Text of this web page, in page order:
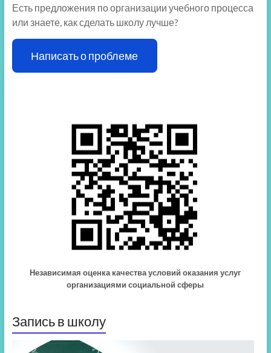
Есть предложения по организации учебного процесса
или знаете, как сделать школу лучше?
Написать о проблеме
Независимая оценка качества условий оказания услуг
организациями социальной сферы
Запись в школу